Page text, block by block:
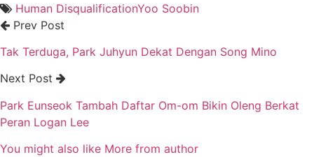
Human DisqualificationYoo Soobin
Prev Post
Tak Terduga, Park Juhyun Dekat Dengan Song Mino
Next Post
Park Eunseok Tambah Daftar Om-om Bikin Oleng Berkat
Peran Logan Lee
You might also like More from author